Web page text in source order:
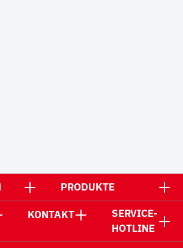
PRODUKTE
KONTAKT
SERVICE-
HOTLINE